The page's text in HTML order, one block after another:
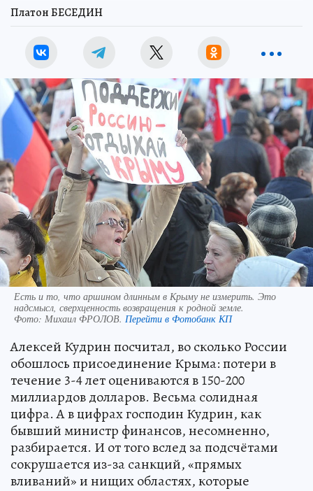
Платон БЕСЕДИН
Есть и то, что аршином длинным в Крыму не измерить. Это
надсмысл, сверхценность возвращения к родной земле.
Фото: Михаил ФРОЛОВ. Перейти в Фотобанк КП
Алексей Кудрин посчитал, во сколько России
обошлось присоединение Крыма: потери в
течение 3-4 лет оцениваются в 150-200
миллиардов долларов. Весьма солидная
цифра. А в цифрах господин Кудрин, как
бывший министр финансов, несомненно,
разбирается. И от того вслед за подсчётами
сокрушается из-за санкций, «прямых
вливаний» и нищих областях, которые